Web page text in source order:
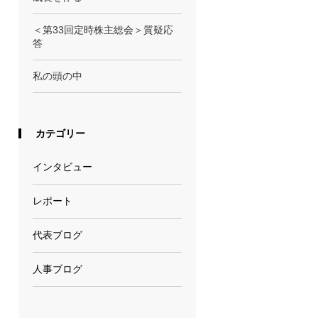
＜第33回定時株主総会＞質疑応
答
私の頭の中
カテゴリー
インタビュー
レポート
代表ブログ
人事ブログ